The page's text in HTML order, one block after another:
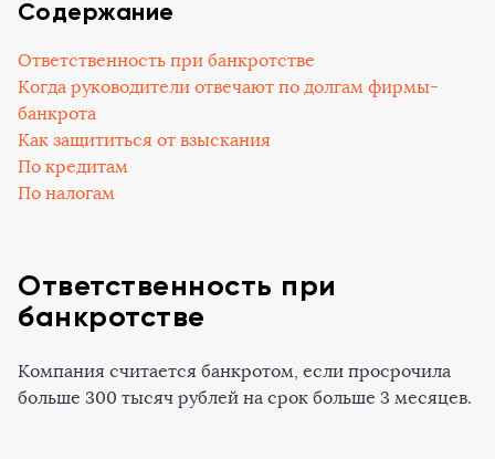
Содержание
Ответственность при банкротстве
Когда руководители отвечают по долгам фирмы-
банкрота
Как защититься от взыскания
По кредитам
По налогам
Ответственность при
банкротстве
Компания считается банкротом, если просрочила
больше 300 тысяч рублей на срок больше 3 месяцев.